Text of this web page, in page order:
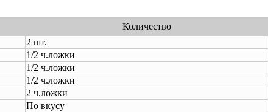
Количество
2 шт.
1/2 ч.ложки
1/2 ч.ложки
1/2 ч.ложки
2 ч.ложки
По вкусу